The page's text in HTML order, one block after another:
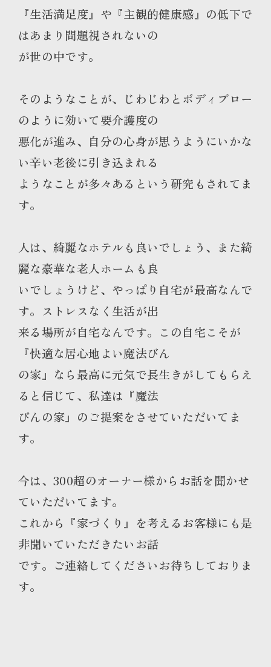
『生活満足度』や『主観的健康感』の低下で
はあまり問題視されないの
が世の中です。
そのようなことが、じわじわとボディブロー
のように効いて要介護度の
悪化が進み、自分の心身が思うようにいかな
い辛い老後に引き込まれる
ようなことが多々あるという研究もされてま
す。
人は、綺麗なホテルも良いでしょう、また綺
麗な豪華な老人ホームも良
いでしょうけど、やっぱり自宅が最高なんで
す。ストレスなく生活が出
来る場所が自宅なんです。この自宅こそが
『快適な居心地よい魔法びん
の家』なら最高に元気で長生きがしてもらえ
ると信じて、私達は『魔法
びんの家』のご提案をさせていただいてま
す。
今は、300超のオーナー様からお話を聞かせ
ていただいてます。
これから『家づくり』を考えるお客様にも是
非聞いていただきたいお話
です。ご連絡してくださいお待ちしておりま
す。